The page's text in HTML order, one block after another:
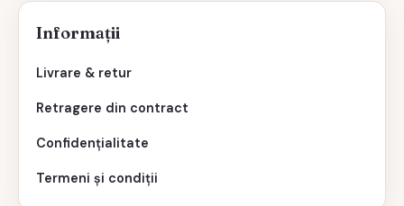
Informații
Livrare & retur
Retragere din contract
Confidențialitate
Termeni și condiții